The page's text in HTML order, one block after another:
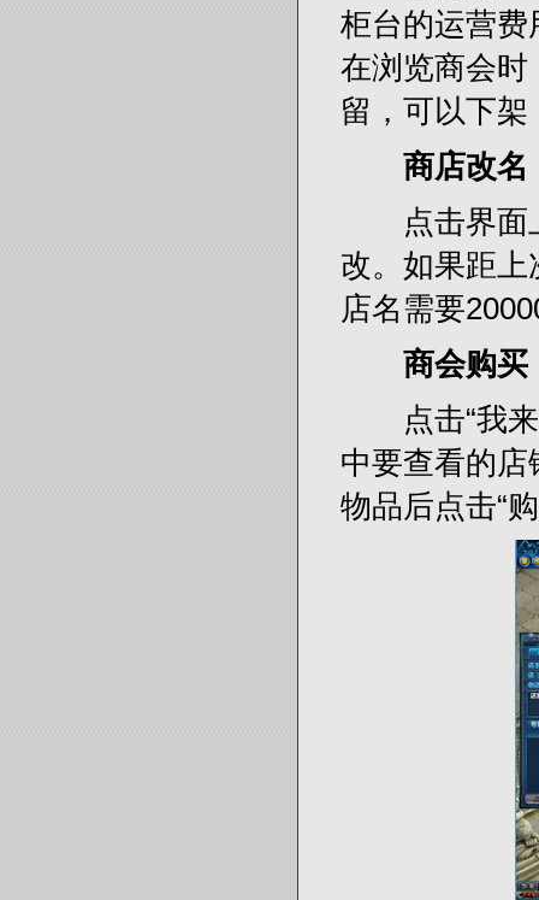
柜台的运营费
在浏览商会时
留，可以下
商店改名
点击界面上
改。如果距
店名需要
商会购买
点击“我来
中要查看的店
物品后点击“